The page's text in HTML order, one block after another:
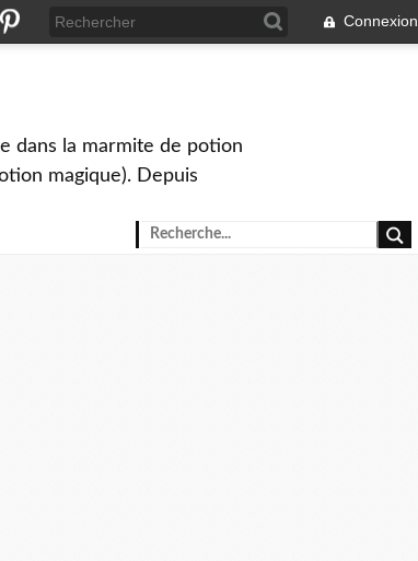
Connexion
dans la marmite de potion
magique). Depuis